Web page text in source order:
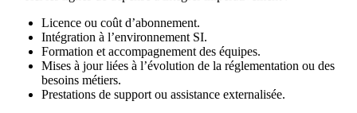
Licence ou coût d’abonnement.
Intégration à l’environnement SI.
Formation et accompagnement des équipes.
Mises à jour liées à l’évolution de la réglementation ou des
besoins métiers.
Prestations de support ou assistance externalisée.